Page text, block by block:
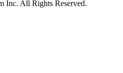
Inc. All Rights Reserved.